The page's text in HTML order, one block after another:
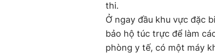
thi.
Ở ngay đầu khu vực đặc
bảo hộ túc trực để làm
phòng y tế, có một máy